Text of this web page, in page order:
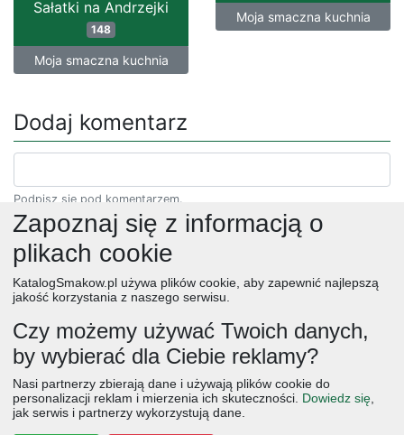
Moja smaczna kuchnia
Sałatki na Andrzejki
148
Moja smaczna kuchnia
Dodaj komentarz
Podpisz się pod komentarzem.
salatki
boże narodzenie warzywa wielkanoc
przekaski
dania główne
jajka wegetariańskie czekolada
Zapoznaj się z informacją o
plikach cookie
KatalogSmakow.pl używa plików cookie, aby zapewnić najlepszą
jakość korzystania z naszego serwisu.
Czy możemy używać Twoich danych,
by wybierać dla Ciebie reklamy?
Nasi partnerzy zbierają dane i używają plików cookie do
personalizacji reklam i mierzenia ich skuteczności. Dowiedz się
jak serwis i partnerzy wykorzystują dane.